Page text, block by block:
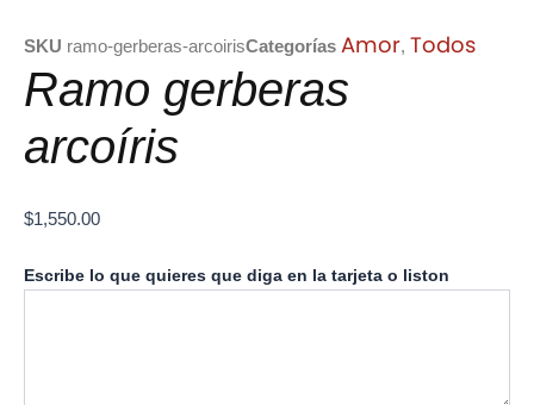
SKU ramo-gerberas-arcoirisCategorías Amor, Todos
Ramo gerberas
arcoíris
$1,550.00
Escribe lo que quieres que diga en la tarjeta o liston
Ramo
gerberas